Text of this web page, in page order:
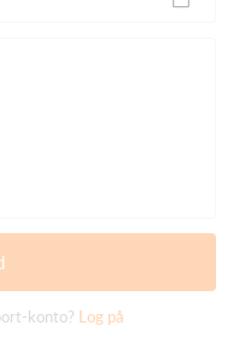
konto? Log på